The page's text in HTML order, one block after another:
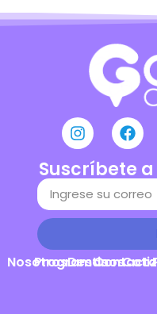
Suscríbete
Nosotros
Programas
Destinos
Contacto